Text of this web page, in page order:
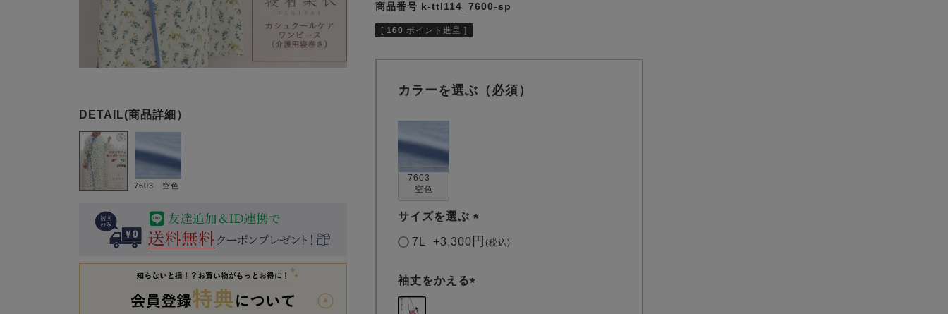
7603 空色
商品番号 k-ttl114_7600-sp
[ 160 ポイント進呈 ]
カラーを選ぶ（必須）
7603
空色
サイズを選ぶ
(
7L +3,300 税込
袖丈をかえる